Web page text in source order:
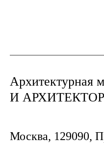
Архитектурная
И
Москва, 129090,